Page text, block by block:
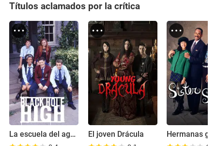
Títulos aclamados por la crítica
La escuela del agujero negro El joven Drácula Hermanas